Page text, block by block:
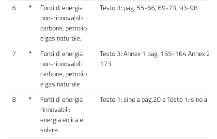
6 *
Fonti di energia
non-rinnovabili:
carbone, petrolio
e gas naturale.
Testo 3: pag. 55-66, 69-73, 93-98
7 *
Fonti di energia
non-rinnovabili
carbone, petrolio
e gas naturale
Testo 3: Annex 1 pag. 155-164 Annex 2
173
8 *
Fonti di energia
rinnovabili:
energia eolica e
solare
Testo 1: sino a pag.20 e Testo 1: sino a